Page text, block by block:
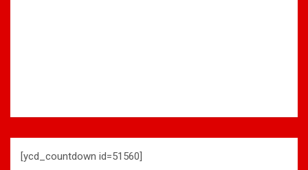
[ycd_countdown id=51560]